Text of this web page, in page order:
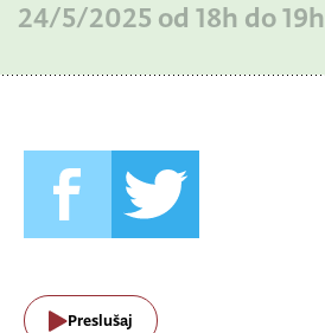
24/5/2025 od 18h do 19h
Preslušaj